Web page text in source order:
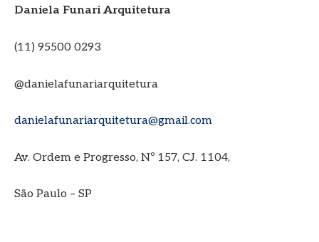
Daniela Funari Arquitetura
(11) 95500 0293
@danielafunariarquitetura
danielafunariarquitetura@gmail.com
Av. Ordem e Progresso, Nº 157, CJ. 1104,
São Paulo – SP